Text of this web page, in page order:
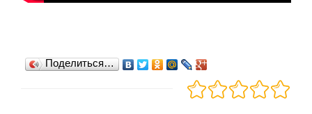
Поделиться…